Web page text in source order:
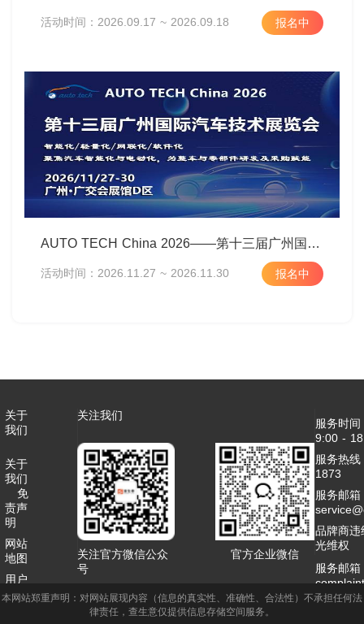
活动时间：2026.09.17 ~ 2026.09.18 报名中
AUTO TECH China 2026——第十三届广州国际汽车技术展览会
活动时间：2026.11.27 ~ 2026.11.30 报名中
关于
我们
关于
我们
免
责声
明
网站
地图
用户
协议
关注我们
关注官方微信公众
号
官方企业微信
服务时
9:00 -
服务热
1873
服务邮箱
品牌商违
光维权
服务邮箱
客服QQ
本网站郑重声明：对网站展现内容（信息的真实性、准确性、合法性）不承担任何法
律责任，查生意仅提供信息存储空间服务。